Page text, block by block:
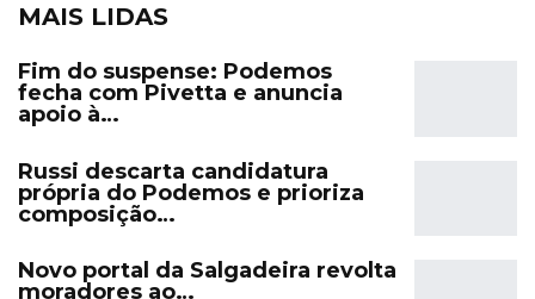
MAIS LIDAS
Fim do suspense: Podemos
fecha com Pivetta e anuncia
apoio à…
Russi descarta candidatura
própria do Podemos e prioriza
composição…
Novo portal da Salgadeira revolta
moradores ao…